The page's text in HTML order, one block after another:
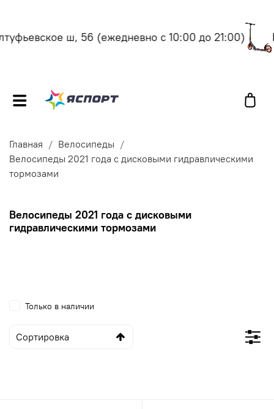
ш, 56(ежедневно с 10:00 до 21:00)
Главная
Велосипеды
Велосипеды 2021 года с дисковыми гидравлическими
тормозами
Велосипеды 2021 года с дисковыми
гидравлическими тормозами
Только в наличии